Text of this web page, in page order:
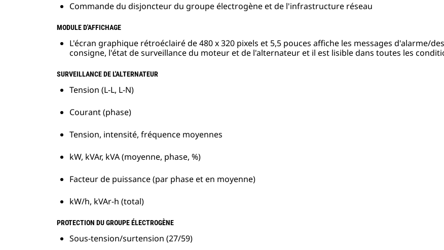
Commande du disjoncteur du groupe électrogène et de l'infrastructure réseau
MODULE D'AFFICHAGE
L'écran graphique rétroéclairé de 480 x 320 pixels et 5,5 pouces affiche les messages d'alarme/
consigne, l'état de surveillance du moteur et de l'alternateur et il est lisible dans toutes les
SURVEILLANCE DE L'ALTERNATEUR
Tension (L-L, L-N)
Courant (phase)
Tension, intensité, fréquence moyennes
kW, kVAr, kVA (moyenne, phase, %)
Facteur de puissance (par phase et en moyenne)
kW/h, kVAr-h (total)
PROTECTION DU GROUPE ÉLECTROGÈNE
Sous-tension/surtension (27/59)